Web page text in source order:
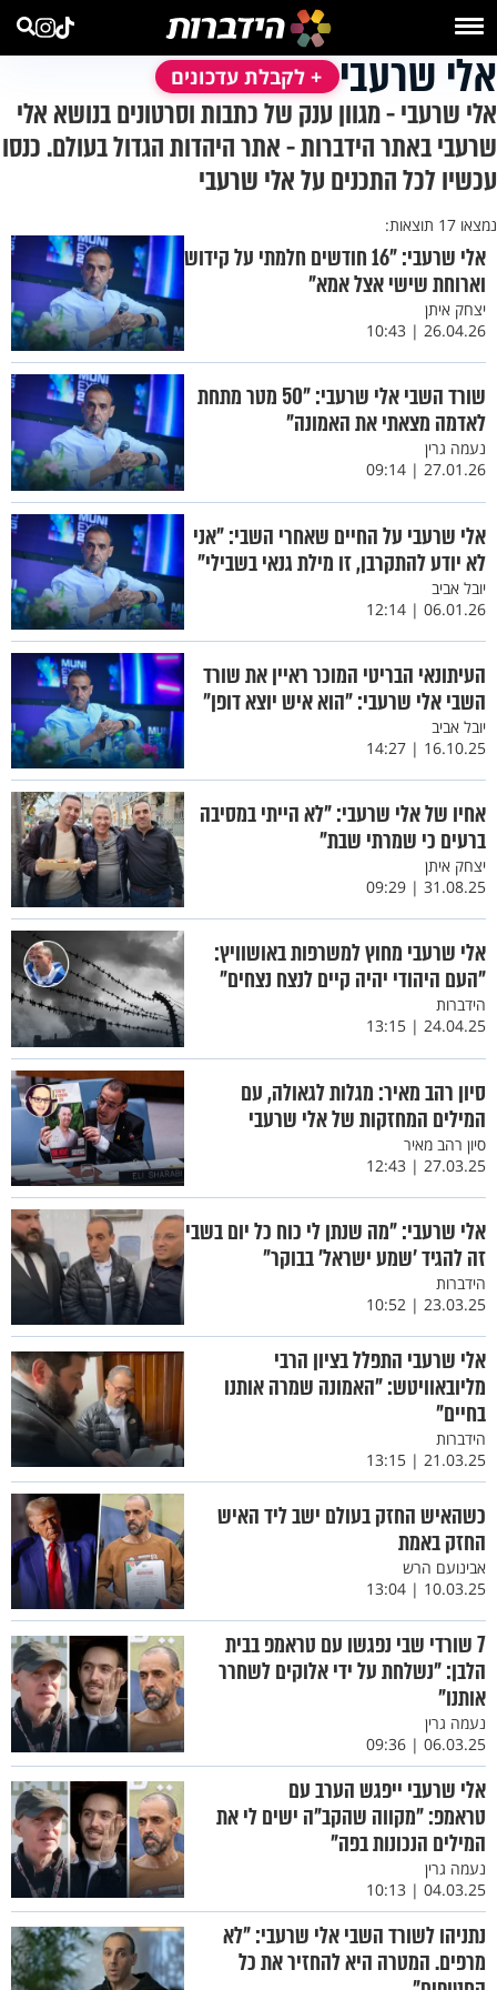
אלי שרעבי + לקבלת עדכונים
אלי שרעבי - מגוון ענק של כתבות וסרטונים בנושא אלי
שרעבי באתר הידברות - אתר היהדות הגדול בעולם. כנסו
עכשיו לכל התכנים על אלי שרעבי
נמצאו 17 תוצאות:
אלי שרעבי: "16 חודשים חלמתי על קידוש
וארוחת שישי אצל אמא"
יצחק איתן
26.04.26 | 10:43
שורד השבי אלי שרעבי: "50 מטר מתחת
לאדמה מצאתי את האמונה"
נעמה גרין
27.01.26 | 09:14
אלי שרעבי על החיים שאחרי השבי: "אני
לא יודע להתקרבן, זו מילת גנאי בשבילי"
יובל אביב
06.01.26 | 12:14
העיתונאי הבריטי המוכר ראיין את שורד
השבי אלי שרעבי: ״הוא איש יוצא דופן״
יובל אביב
16.10.25 | 14:27
אחיו של אלי שרעבי: "לא הייתי במסיבה
ברעים כי שמרתי שבת"
יצחק איתן
31.08.25 | 09:29
אלי שרעבי מחוץ למשרפות באושוויץ:
"העם היהודי יהיה קיים לנצח נצחים"
הידברות
24.04.25 | 13:15
סיון רהב מאיר: מגלות לגאולה, עם
המילים המחזקות של אלי שרעבי
סיון רהב מאיר
27.03.25 | 12:43
אלי שרעבי: "מה שנתן לי כוח כל יום בשבי
זה להגיד 'שמע ישראל' בבוקר"
הידברות
23.03.25 | 10:52
אלי שרעבי התפלל בציון הרבי
מליובאוויטש: "האמונה שמרה אותנו
בחיים"
הידברות
21.03.25 | 13:15
כשהאיש החזק בעולם ישב ליד האיש
החזק באמת
אבינועם הרש
10.03.25 | 13:04
7 שורדי שבי נפגשו עם טראמפ בבית
הלבן: "נשלחת על ידי אלוקים לשחרר
אותנו"
נעמה גרין
06.03.25 | 09:36
אלי שרעבי ייפגש הערב עם
טראמפ: "מקווה שהקב"ה ישים לי את
המילים הנכונות בפה"
נעמה גרין
04.03.25 | 10:13
נתניהו לשורד השבי אלי שרעבי: "לא
מרפים. המטרה היא להחזיר את כל